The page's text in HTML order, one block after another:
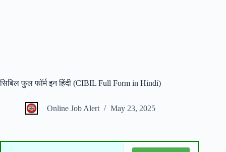
सिबिल फुल फॉर्म इन हिंदी (CIBIL Full Form in Hindi)
Online Job Alert May 23, 2025